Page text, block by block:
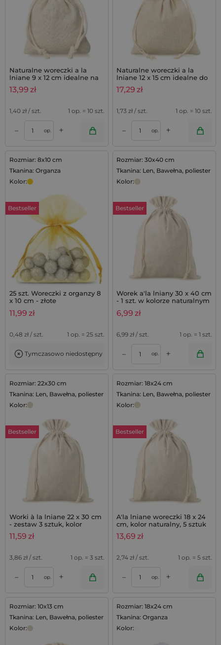
Naturalne woreczki a la
lniane 9 x 12 cm idealne na
mydełka lawendowe,
zestaw 10 szt.
13,99 zł
1,40 zł / szt. 1 op. = 10 szt.
– op. +
Naturalne woreczki a la
lniane 12 x 15 cm idealne do
zestawów lawendowych - 10
szt.
17,29 zł
1,73 zł / szt. 1 op. = 10 szt.
– op. +
Rozmiar: 8x10 cm
Tkanina: Organza
Kolor:
Bestseller
25 szt. Woreczki z organzy 8
x 10 cm - złote
11,99 zł
0,48 zł / szt. 1 op. = 25 szt.
Tymczasowo niedostępny
Rozmiar: 30x40 cm
Tkanina: Len, Bawełna, poliester
Kolor:
Bestseller
Worek a'la lniany 30 x 40 cm
- 1 szt. w kolorze naturalnym
6,99 zł
6,99 zł / szt. 1 op. = 1 szt.
– op. +
Rozmiar: 22x30 cm
Tkanina: Len, Bawełna, poliester
Kolor:
Bestseller
Worki à la lniane 22 x 30 cm
- zestaw 3 sztuk, kolor
naturalny
11,59 zł
3,86 zł / szt. 1 op. = 3 szt.
– op. +
Rozmiar: 18x24 cm
Tkanina: Len, Bawełna, poliester
Kolor:
Bestseller
A'la lniane woreczki 18 x 24
cm, kolor naturalny, 5 sztuk
13,69 zł
2,74 zł / szt. 1 op. = 5 szt.
– op. +
Rozmiar: 10x13 cm
Tkanina: Len, Bawełna, poliester
Kolor:
Rozmiar: 18x24 cm
Tkanina: Organza
Kolor: